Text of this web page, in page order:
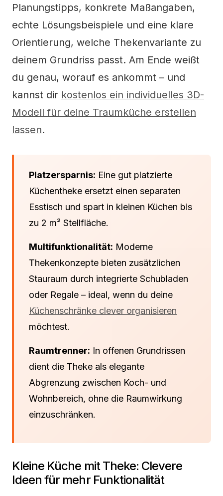
Planungstipps, konkrete Maßangaben,
echte Lösungsbeispiele und eine klare
Orientierung, welche Thekenvariante zu
deinem Grundriss passt. Am Ende weißt
du genau, worauf es ankommt – und
kannst dir kostenlos ein individuelles 3D-
Modell für deine Traumküche erstellen
lassen.
Platzersparnis: Eine gut platzierte
Küchentheke ersetzt einen separaten
Esstisch und spart in kleinen Küchen bis
zu 2 m² Stellfläche.
Multifunktionalität: Moderne
Thekenkonzepte bieten zusätzlichen
Stauraum durch integrierte Schubladen
oder Regale – ideal, wenn du deine
Küchenschränke clever organisieren
möchtest.
Raumtrenner: In offenen Grundrissen
dient die Theke als elegante
Abgrenzung zwischen Koch- und
Wohnbereich, ohne die Raumwirkung
einzuschränken.
Kleine Küche mit Theke: Clevere
Ideen für mehr Funktionalität